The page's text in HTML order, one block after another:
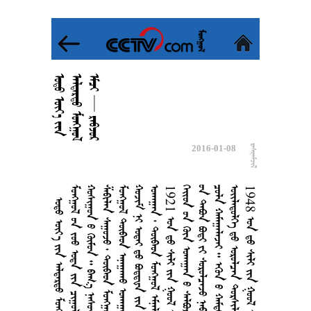
































 
2016-01-08
1948       